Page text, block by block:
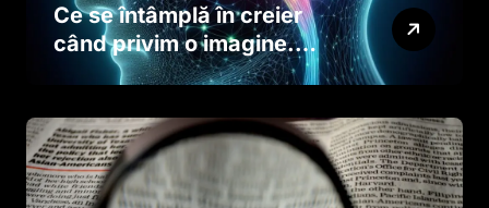
Ce se întâmplă în creier
când privim o imagine.
Studiul care explică rolul